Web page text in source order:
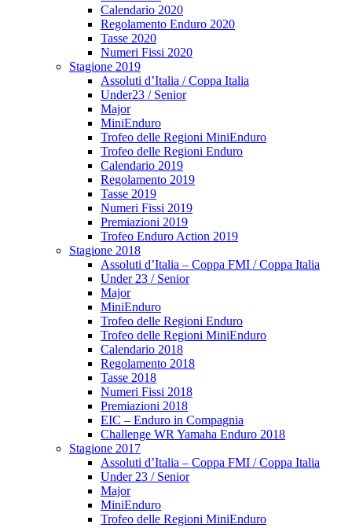
Calendario 2020
Regolamento Enduro 2020
Tasse 2020
Numeri Fissi 2020
Stagione 2019
Assoluti d’Italia / Coppa Italia
Under23 / Senior
Major
MiniEnduro
Trofeo delle Regioni MiniEnduro
Trofeo delle Regioni Enduro
Calendario 2019
Regolamento 2019
Tasse 2019
Numeri Fissi 2019
Premiazioni 2019
Trofeo Enduro Action 2019
Stagione 2018
Assoluti d’Italia – Coppa FMI / Coppa Italia
Under 23 / Senior
Major
MiniEnduro
Trofeo delle Regioni Enduro
Trofeo delle Regioni MiniEnduro
Calendario 2018
Regolamento 2018
Tasse 2018
Numeri Fissi 2018
Premiazioni 2018
EIC – Enduro in Compagnia
Challenge WR Yamaha Enduro 2018
Stagione 2017
Assoluti d’Italia – Coppa FMI / Coppa Italia
Under 23 / Senior
Major
MiniEnduro
Trofeo delle Regioni MiniEnduro